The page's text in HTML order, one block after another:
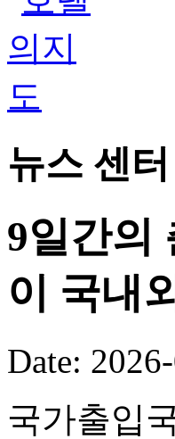
뉴스 센터
9일간의
이 국내
Date:
국가출입